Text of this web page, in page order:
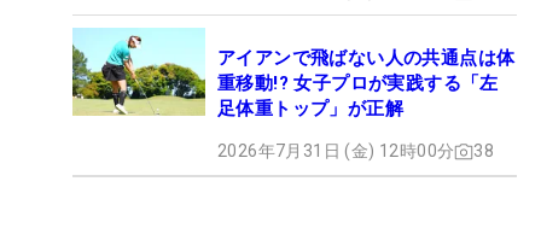
アイアンで飛ばない人の共通点は体
重移動!? 女子プロが実践する「左
足体重トップ」が正解
2026年7月31日 (金) 12時00分 38